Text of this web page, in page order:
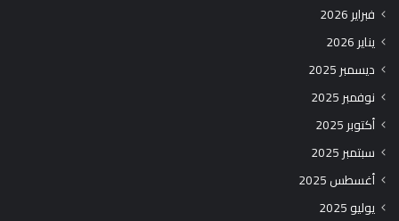
فبراير 2026
يناير 2026
ديسمبر 2025
نوفمبر 2025
أكتوبر 2025
سبتمبر 2025
أغسطس 2025
يوليو 2025